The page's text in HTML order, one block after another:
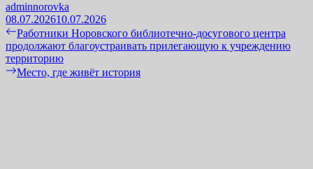
adminnorovka
08.07.202610.07.2026
Навигация
по
записям
Previous
post:
Работники Норовского библиотечно-досугового центра
продолжают благоустраивать прилегающую к учреждению
территорию
Next
Место, где живёт история